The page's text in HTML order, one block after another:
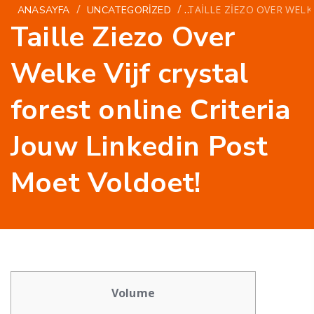
ANASAYFA / UNCATEGORIZED / TAILLE ZIEZO OVER
Taille Ziezo Over
Welke Vijf crystal
forest online Criteria
Jouw Linkedin Post
Moet Voldoet!
Volume